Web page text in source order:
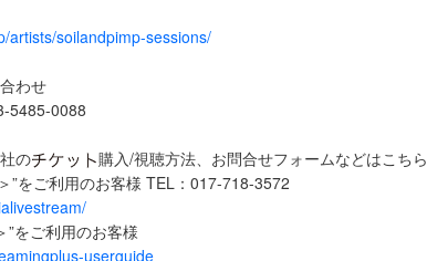
artists/soilandpimp-sessions/
わせ
5485-0088
の
購入/視聴方法、お問合せフォームなどはこちら
”をご利用のお客様 TEL：017-718-3572
”をご利用のお客様
userguide